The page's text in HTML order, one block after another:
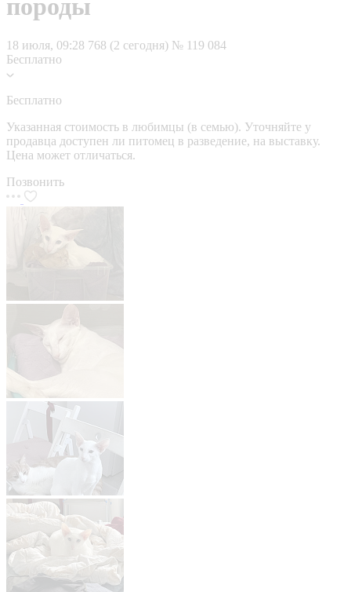
породы
18 июля, 09:28 768 (2 сегодня) № 119 084
Бесплатно
Бесплатно
Указанная стоимость в любимцы (в семью). Уточняйте у
продавца доступен ли питомец в разведение, на выставку.
Цена может отличаться.
Позвонить